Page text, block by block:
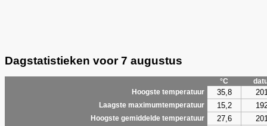
Dagstatistieken voor 7 augustus
°C
Hoogste temperatuur
35,8
Laagste maximumtemperatuur 15,2
Hoogste gemiddelde temperatuur 27,6